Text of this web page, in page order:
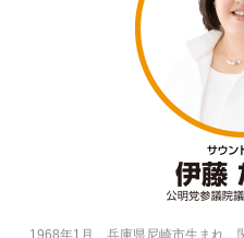
1968年1月、兵庫県尼崎市生まれ。